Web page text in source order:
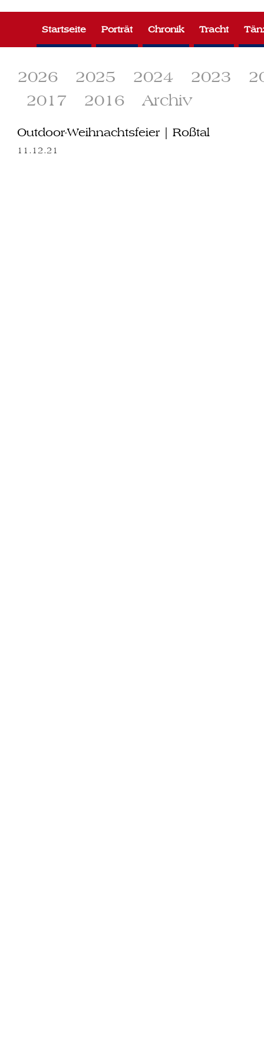
2026 2025 2024 2023
2017
2016 Archiv
Startseite Porträt Chronik Tracht
Outdoor-Weihnachtsfeier | Roßtal
11.12.21